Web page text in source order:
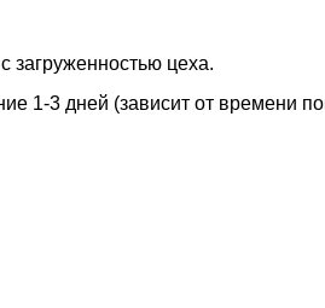
загруженностью цеха.
1-3 дней (зависит от времени